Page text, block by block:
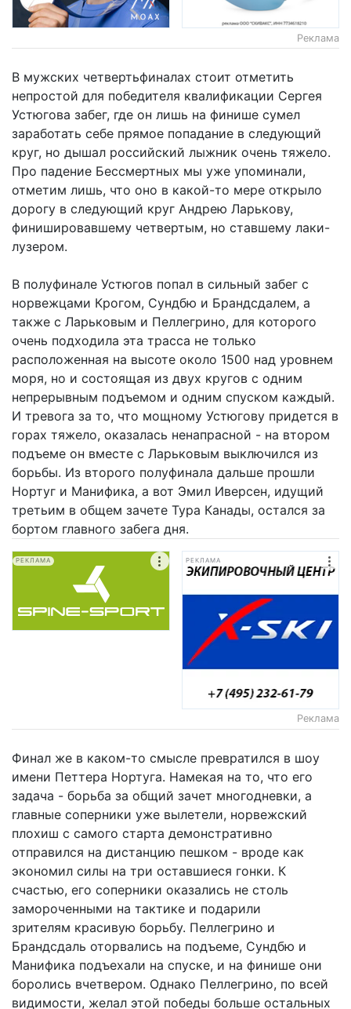
Реклама
В мужских четвертьфиналах стоит отметить
непростой для победителя квалификации Сергея
Устюгова забег, где он лишь на финише сумел
заработать себе прямое попадание в следующий
круг, но дышал российский лыжник очень тяжело.
Про падение Бессмертных мы уже упоминали,
отметим лишь, что оно в какой-то мере открыло
дорогу в следующий круг Андрею Ларькову,
финишировавшему четвертым, но ставшему лаки-
лузером.
В полуфинале Устюгов попал в сильный забег с
норвежцами Крогом, Сундбю и Брандсдалем, а
также с Ларьковым и Пеллегрино, для которого
очень подходила эта трасса не только
расположенная на высоте около 1500 над уровнем
моря, но и состоящая из двух кругов с одним
непрерывным подъемом и одним спуском каждый.
И тревога за то, что мощному Устюгову придется в
горах тяжело, оказалась ненапрасной - на втором
подъеме он вместе с Ларьковым выключился из
борьбы. Из второго полуфинала дальше прошли
Нортуг и Манифика, а вот Эмил Иверсен, идущий
третьим в общем зачете Тура Канады, остался за
бортом главного забега дня.
РЕКЛАМА РЕКЛАМА
Реклама
Финал же в каком-то смысле превратился в шоу
имени Петтера Нортуга. Намекая на то, что его
задача - борьба за общий зачет многодневки, а
главные соперники уже вылетели, норвежский
плохиш с самого старта демонстративно
отправился на дистанцию пешком - вроде как
экономил силы на три оставшиеся гонки. К
счастью, его соперники оказались не столь
замороченными на тактике и подарили
зрителям красивую борьбу. Пеллегрино и
Брандсдаль оторвались на подъеме, Сундбю и
Манифика подъехали на спуске, и на финише они
боролись вчетвером. Однако Пеллегрино, по всей
видимости, желал этой победы больше остальных